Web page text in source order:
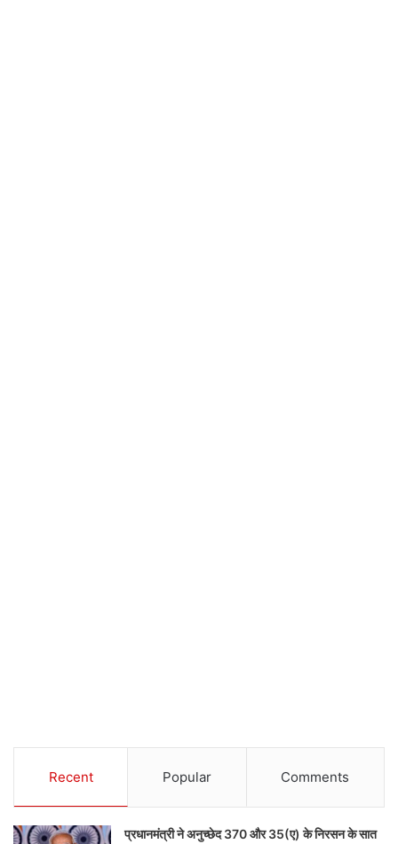
Recent Popular Comments
प्रधानमंत्री ने अनुच्छेद 370 और 35(ए) के निरसन के सात